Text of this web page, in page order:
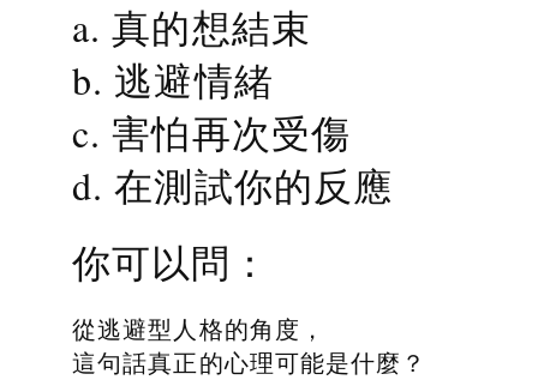
a. 真的想結束
b. 逃避情緒
c. 害怕再次受傷
d. 在測試你的反應
你可以問：
從逃避型人格的角度，
這句話真正的心理可能是什麼？